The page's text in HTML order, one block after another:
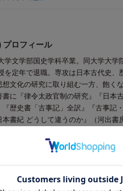
プロフィール
文学部国史学科卒業。同大学大学
を定年で退職。専攻は日本古代史、
文化の研究に取り組む一方、飽く
に『律令太政官制の研究』『日本
『歴史書「古事記」全訳』『古事記
書紀 どうして違うのか』（河出書
道』（青春出版社）、『一冊でわ
読み解く』（河出書房新社）などが